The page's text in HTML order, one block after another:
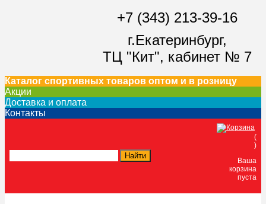
+7 (343) 213-39-16
г.Екатеринбург,
ТЦ "Кит", кабинет № 7
Каталог спортивных товаров оптом и в розницу
Акции
Доставка и оплата
Контакты
(
)
Ваша
корзина
пуста